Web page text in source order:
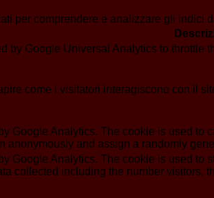
per comprendere e analizzare gli
by Google Universal Analytics to throttle
come i visitatori interagiscono con il
Google Analytics. The cookie is used to
anonymously and assign a randomly
Google Analytics. The cookie is used to
collected including the number visitors,